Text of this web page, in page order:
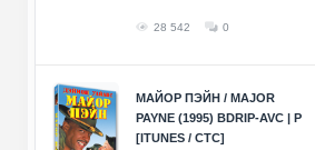
28 542 0
МАЙОР ПЭЙН / MAJOR
PAYNE (1995) BDRIP-AVC | P
[ITUNES / СТС]